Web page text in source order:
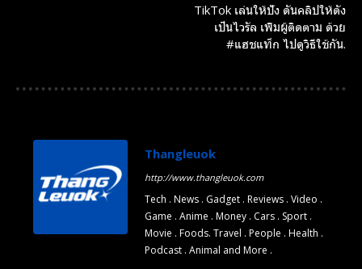
TikTok เล่นให้ปัง ดันคลิปให้ดัง
เป็นไวรัล เพิ่มผู้ติดตาม ด้วย
#แฮชแท็ก ไปดูวิธีใช้กัน.
Thangleuok
http://www.thangleuok.com
Tech . News . Gadget . Reviews . Video .
Game . Anime . Money . Cars . Sport .
Movie . Foods. Travel . People . Health .
Podcast . Animal and More .